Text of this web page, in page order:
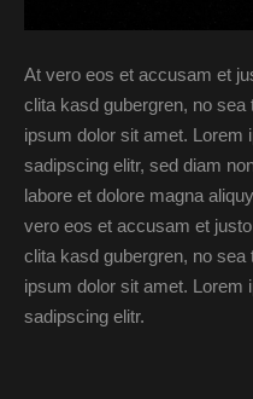
At vero eos et accusam et
clita kasd gubergren, no
ipsum dolor sit amet. Lorem
sadipscing elitr, sed diam
labore et dolore magna
vero eos et accusam et
clita kasd gubergren, no
ipsum dolor sit amet. Lorem
sadipscing elitr.